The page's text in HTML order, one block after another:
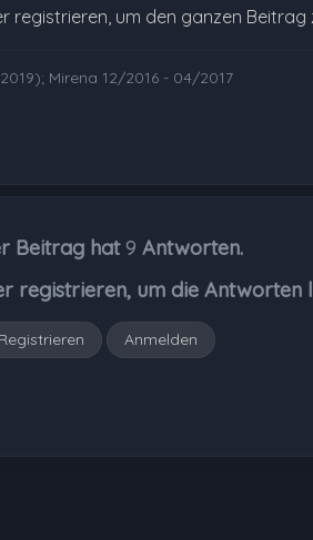
registrieren, um den ganzen Beitrag
Mirena 12/2016 - 04/2017
Beitrag hat9 Antworten.
registrieren, um die Antworten
Registrieren Anmelden